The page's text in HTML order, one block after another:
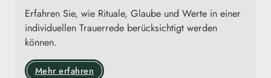
Erfahren Sie, wie Rituale, Glaube und Werte in einer
individuellen Trauerrede berücksichtigt werden
können.
Mehr erfahren